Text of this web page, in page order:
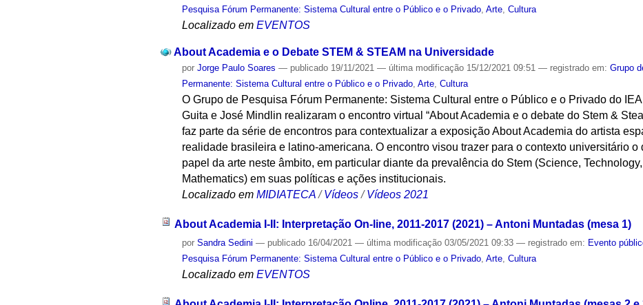
Pesquisa Fórum Permanente: Sistema Cultural entre o Público e o Privado,Arte,Cultura
Localizado em EVENTOS
About Academia e o Debate STEM & STEAM na Universidade
porJorge Paulo Soares — publicado 19/11/2021— última modificação 15/12/2021 09:51— registrado em:Grupo
Permanente: Sistema Cultural entre o Público e o Privado,Arte,Cultura
O Grupo de Pesquisa Fórum Permanente: Sistema Cultural entre o Público e o Privado do
Guita e José Mindlin realizaram o encontro virtual “About Academia e o debate do Stem &
faz parte da série de encontros para contextualizar a exposição About Academia do artista
realidade brasileira e latino-americana. O encontro visou trazer para o contexto universitário o
papel da arte neste âmbito, em particular diante da prevalência do Stem (Science,
Mathematics) em suas políticas e ações institucionais.
Localizado em MIDIATECA /Vídeos /Vídeos 2021
About Academia I-II: Interpretação On-line, 2011-2017 (2021) – Antoni Muntadas (mesa 1)
porSandra Sedini — publicado 16/04/2021— última modificação 03/05/2021 09:33— registrado em: Evento
Pesquisa Fórum Permanente: Sistema Cultural entre o Público e o Privado ,Arte ,Cultura
Localizado em EVENTOS